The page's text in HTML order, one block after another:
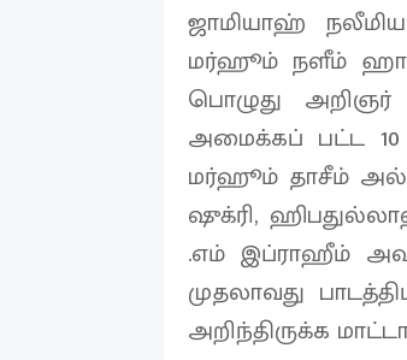
ஜாமியாஹ்
மர்ஹூம் நளீம்
பொழுது
அமைக்கப் பட்ட
மர்ஹூம் தாசீம்
ஷுக்ரி,
.எம் இப்ராஹீம்
முதலாவது
அறிந்திருக்க